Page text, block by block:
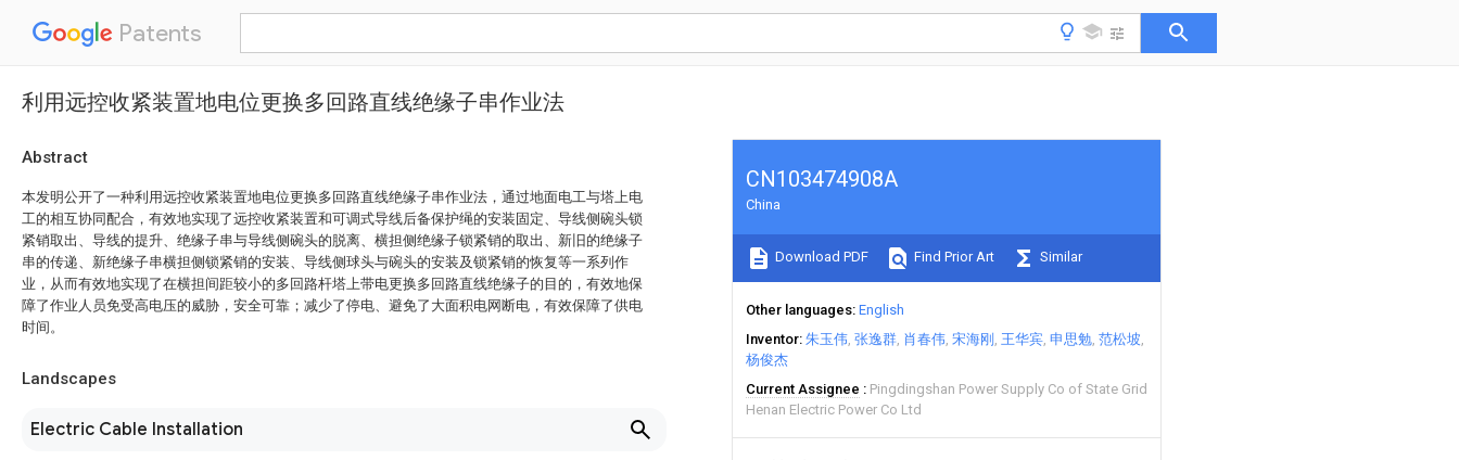
Patents
利用远控收紧装置地电位更换多回路直线绝缘子串作业法
Abstract
本发明公开了一种利用远控收紧装置地电位更换多回路直线绝缘子串作业法，通过地面电工与塔上电
工的相互协同配合，有效地实现了远控收紧装置和可调式导线后备保护绳的安装固定、导线侧碗头锁
紧销取出、导线的提升、绝缘子串与导线侧碗头的脱离、横担侧绝缘子锁紧销的取出、新旧的绝缘子
串的传递、新绝缘子串横担侧锁紧销的安装、导线侧球头与碗头的安装及锁紧销的恢复等一系列作
业，从而有效地实现了在横担间距较小的多回路杆塔上带电更换多回路直线绝缘子的目的，有效地保
障了作业人员免受高电压的威胁，安全可靠；减少了停电、避免了大面积电网断电，有效保障了供电
时间。
Landscapes
Electric Cable Installation
CN103474908A
China
Download PDF Find Prior Art Similar
Other languages English
Inventor 朱玉伟 张逸群 肖春伟 宋海刚 王华宾 申思勉 范松坡
杨俊杰
Current Assignee
Pingdingshan Power Supply Co of State Grid
Henan Electric Power Co Ltd